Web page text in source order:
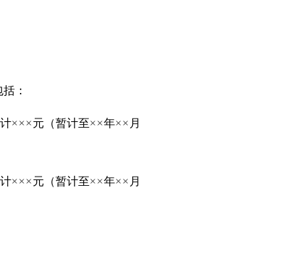
：
×××元（暂计至××年×× 月
×××元（暂计至××年×× 月